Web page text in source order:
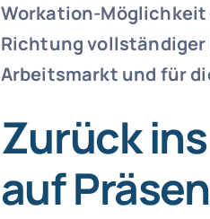
Workation-
Richtung vollständiger
Arbeitsmarkt und für
Zurück
auf